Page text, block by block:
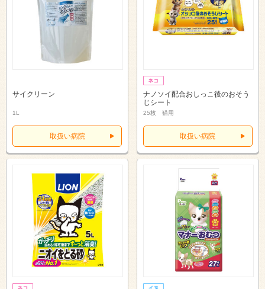
サイクリーン
1L
取扱い病院
ナノソイ配合おしっこ後のおそう
じシート
25枚 猫用
取扱い病院